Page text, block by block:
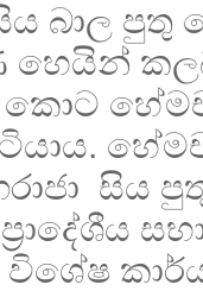
බාල පුතු
සිය පුතු